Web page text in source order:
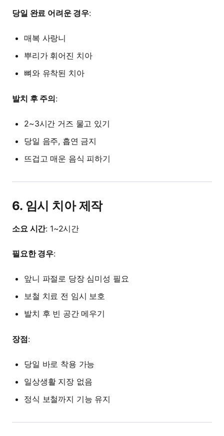
당일 완료 어려운 경우:
매복 사랑니
뿌리가 휘어진 치아
뼈와 유착된 치아
발치 후 주의:
2~3시간 거즈 물고 있기
당일 음주, 흡연 금지
뜨겁고 매운 음식 피하기
6. 임시 치아 제작
소요 시간: 1~2시간
필요한 경우:
앞니 파절로 당장 심미성 필요
보철 치료 전 임시 보호
발치 후 빈 공간 메우기
장점:
당일 바로 착용 가능
일상생활 지장 없음
정식 보철까지 기능 유지